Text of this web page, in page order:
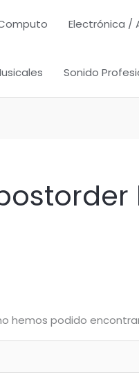
Electrónica /
Sonido
hemos podido